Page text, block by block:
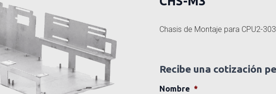
Chasis de Montaje para CPU2-
Recibe una cotización
Nombre *